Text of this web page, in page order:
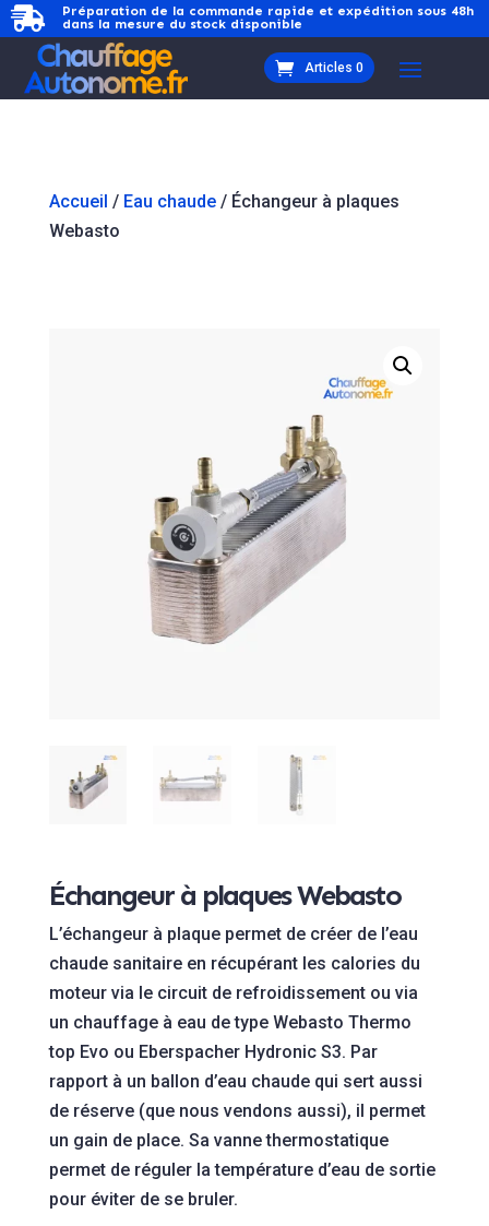

Préparation de la commande rapide et expédition sous 48h
dans la mesure du stock disponible
Articles 0
Accueil / Eau chaude/ Échangeur à plaques
Webasto
Échangeur à plaques Webasto
L’échangeur à plaque permet de créer de l’eau
chaude sanitaire en récupérant les calories du
moteur via le circuit de refroidissement ou via
un chauffage à eau de type Webasto Thermo
top Evo ou Eberspacher Hydronic S3. Par
rapport à un ballon d’eau chaude qui sert aussi
de réserve (que nous vendons aussi), il permet
un gain de place. Sa vanne thermostatique
permet de réguler la température d’eau de sortie
pour éviter de se bruler.